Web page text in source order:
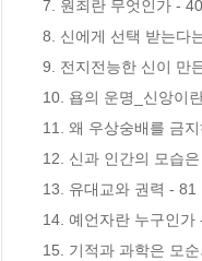
7. 원죄란 무엇인가 - 40
8. 신에게 선택 받는다
9. 전지전능한 신이 만
10. 욥의 운명_신앙이
11. 왜 우상숭배를 금
12. 신과 인간의 모습
13. 유대교와 권력 - 81
14. 예언자란 누구인가
15. 기적과 과학은 모